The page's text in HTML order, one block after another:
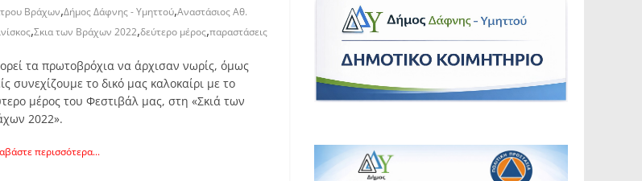
Βράχων,Δήμος Δάφνης - Υμηττού,Αναστάσιος Αθ.
,Σκια των Βράχων 2022,δεύτερο μέρος,παραστάσεις
τα πρωτοβρόχια να άρχισαν νωρίς, όμως
συνεχίζουμε το δικό μας καλοκαίρι με το
μέρος του Φεστιβάλ μας, στη «Σκιά των
2022».
περισσότερα...